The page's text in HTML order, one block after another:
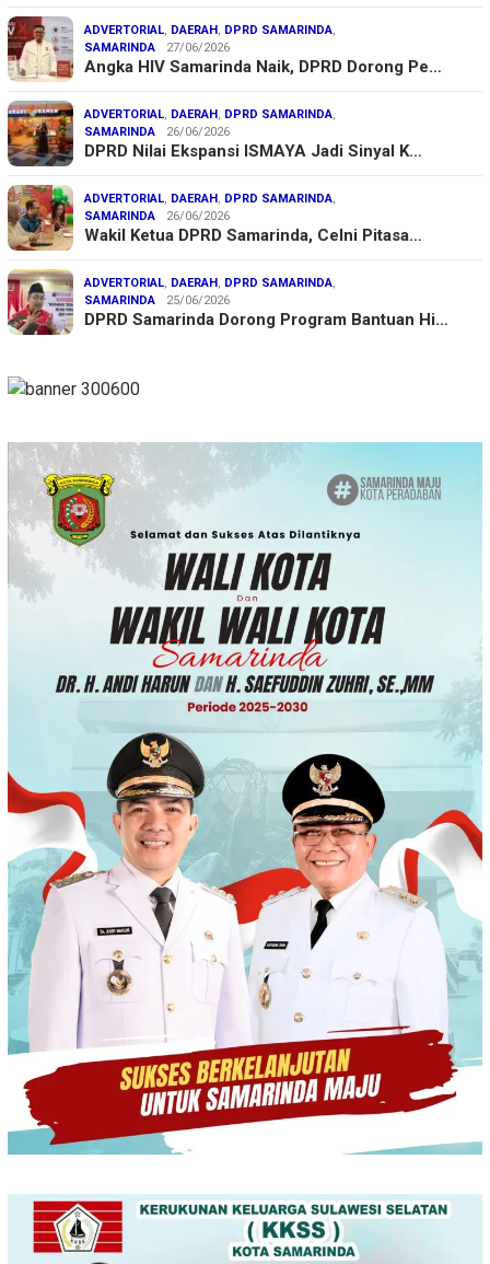
ADVERTORIAL, DAERAH , DPRD SAMARINDA,
SAMARINDA
27/06/2026
Angka HIV Samarinda Naik, DPRD Dorong Pe…
ADVERTORIAL, DAERAH , DPRD SAMARINDA,
SAMARINDA
26/06/2026
DPRD Nilai Ekspansi ISMAYA Jadi Sinyal K…
ADVERTORIAL, DAERAH , DPRD SAMARINDA,
SAMARINDA
26/06/2026
Wakil Ketua DPRD Samarinda, Celni Pitasa…
ADVERTORIAL, DAERAH , DPRD SAMARINDA,
SAMARINDA
25/06/2026
DPRD Samarinda Dorong Program Bantuan Hi…